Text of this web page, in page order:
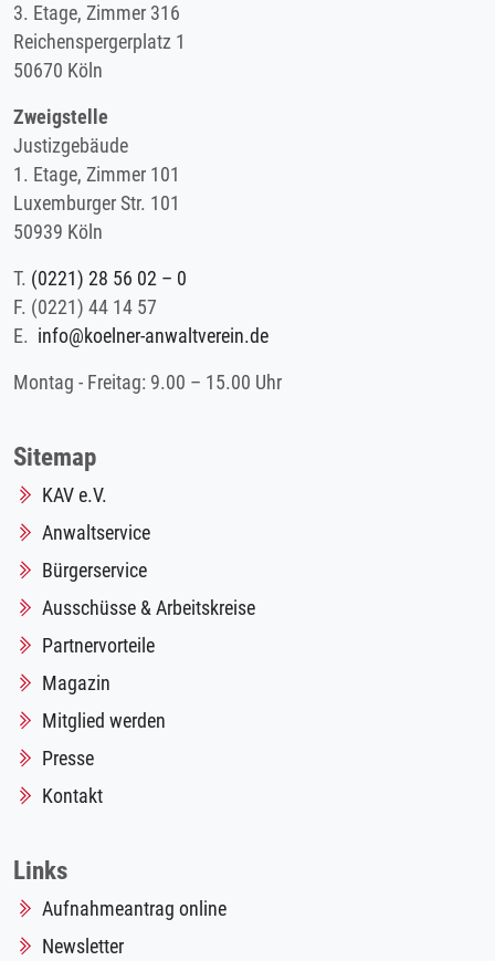
3. Etage, Zimmer 316
Reichenspergerplatz 1
50670 Köln
Zweigstelle
Justizgebäude
1. Etage, Zimmer 101
Luxemburger Str. 101
50939 Köln
T. (0221) 28 56 02 – 0
F. (0221) 44 14 57
E. info@koelner-anwaltverein.de
Montag - Freitag: 9.00 – 15.00 Uhr
Sitemap
KAV e.V.
Anwaltservice
Bürgerservice
Ausschüsse & Arbeitskreise
Partnervorteile
Magazin
Mitglied werden
Presse
Kontakt
Links
Aufnahmeantrag online
Newsletter